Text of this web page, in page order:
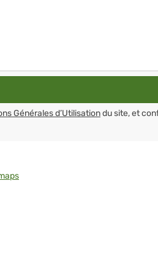
Générales d’Utilisationdu site, et